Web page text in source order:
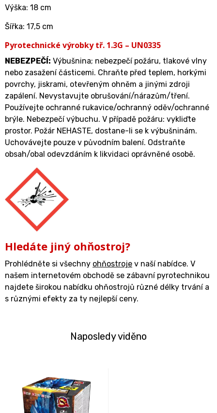
Výška: 18 cm
Šířka: 17,5 cm
Pyrotechnické výrobky tř. 1.3G – UN0335
NEBEZPEČÍ: Výbušnina; nebezpečí požáru, tlakové vlny
nebo zasažení částicemi. Chraňte před teplem, horkými
povrchy, jiskrami, otevřeným ohněm a jinými zdroji
zapálení. Nevystavujte obrušování/nárazům/tření.
Používejte ochranné rukavice/ochranný oděv/ochranné
brýle. Nebezpečí výbuchu. V případě požáru: vykliďte
prostor. Požár NEHASTE, dostane-li se k výbušninám.
Uchovávejte pouze v původním balení. Odstraňte
obsah/obal odevzdáním k likvidaci oprávněné osobě.
Hledáte jiný ohňostroj?
Prohlédněte si všechny ohňostroje v naší nabídce. V
našem internetovém obchodě se zábavní pyrotechnikou
najdete širokou nabídku ohňostrojů různé délky trvání a
s různými efekty za ty nejlepší ceny.
Naposledy viděno